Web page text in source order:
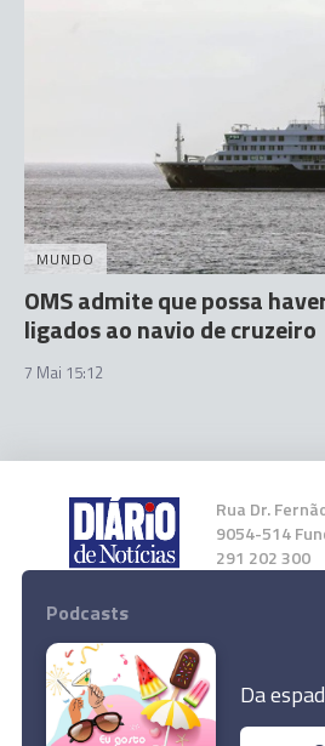
MUNDO
OMS admite que possa
ligados ao navio de cruzeiro
7 Mai 15:12
Rua Dr.
9054-514
291 202 300
Instale a nossa
Podcasts
Da